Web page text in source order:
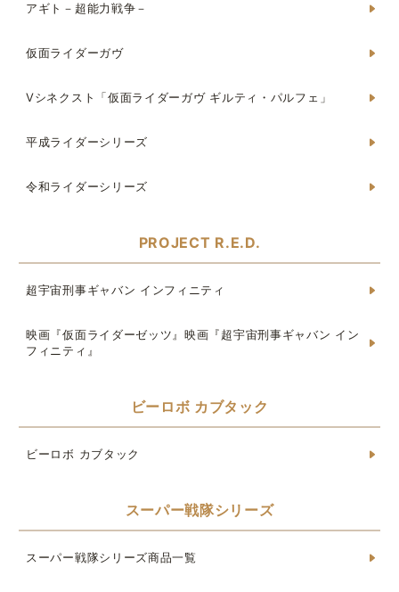
アギト－超能力戦争－
仮面ライダーガヴ
Vシネクスト「仮面ライダーガヴ ギルティ・パルフェ」
平成ライダーシリーズ
令和ライダーシリーズ
PROJECT R.E.D.
超宇宙刑事ギャバン インフィニティ
映画『仮面ライダーゼッツ』映画『超宇宙刑事ギャバン イン
フィニティ』
ビーロボ カブタック
ビーロボ カブタック
スーパー戦隊シリーズ
スーパー戦隊シリーズ商品一覧